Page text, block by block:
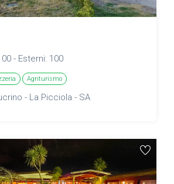
- Esterni: 100
Agriturismo
- La Picciola - SA